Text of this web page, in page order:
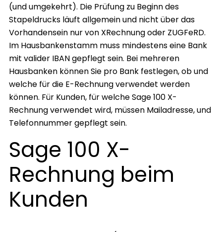
(und umgekehrt). Die Prüfung zu Beginn des
Stapeldrucks läuft allgemein und nicht über das
Vorhandensein nur von XRechnung oder ZUGFeRD.
Im Hausbankenstamm muss mindestens eine Bank
mit valider IBAN gepflegt sein. Bei mehreren
Hausbanken können Sie pro Bank festlegen, ob und
welche für die E-Rechnung verwendet werden
können. Für Kunden, für welche Sage 100 X-
Rechnung verwendet wird, müssen Mailadresse, und
Telefonnummer gepflegt sein.
Sage 100 X-
Rechnung beim
Kunden